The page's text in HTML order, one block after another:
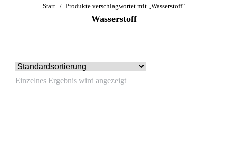
Sie befinden sich hier:
Start Produkte verschlagwortet mit „Wasserstoff“
Wasserstoff
Einzelnes Ergebnis wird angezeigt